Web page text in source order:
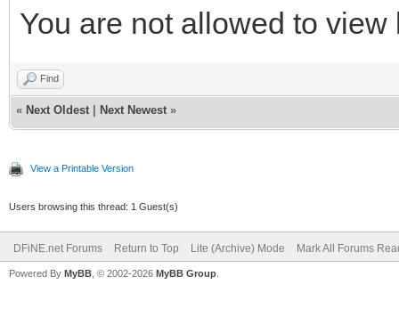
You are not allowed to
Find
« Next Oldest Next Newest »
View a Printable Version
Users browsing this thread: 1 Guest(s)
DFiNE.net Forums Return to Top Lite (Archive) Mode Mark All Forums
Powered By MyBB , © 2002-2026 MyBB Group